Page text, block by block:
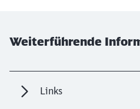
Weiterführende
Links